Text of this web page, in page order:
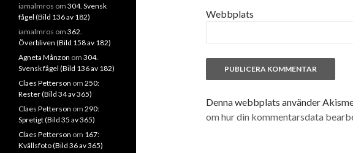
Webbplats
Denna webbplats använder
om hur din kommentarsdata
iamalmros om 304. Svensk
fågel (Bild 136 av 182)
iamalmros om 362.
Överbliven (Bild 158 av 182)
Agneta Månzon om 304.
Svensk fågel (Bild 136 av 182)
Claes Petterson om 250:
Rester (Bild 34 av 365)
Claes Petterson om 290:
Spretigt (Bild 35 av 365)
Claes Petterson om 167:
Kvällsfoto (Bild 36 av 365)